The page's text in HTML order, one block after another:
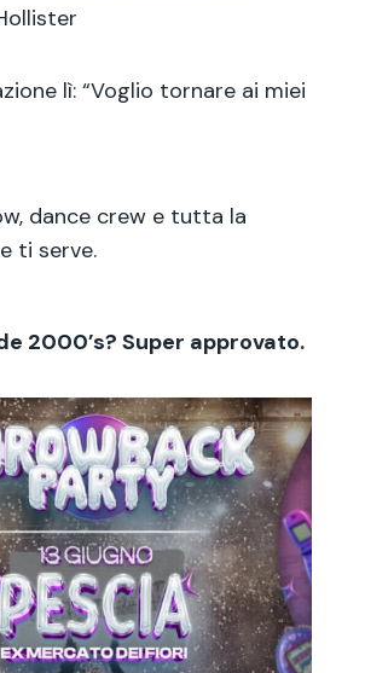
lì: “Voglio tornare ai miei
dance crew e tutta la
ti serve.
2000’s? Super approvato.